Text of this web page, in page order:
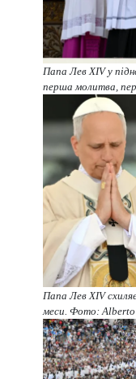
Папа Лев XIV у
перша молитва,
Папа Лев XIV
меси. Фото: